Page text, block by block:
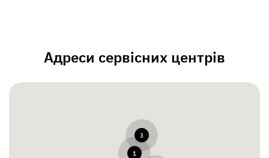
Адреси сервісних центрів
1
3